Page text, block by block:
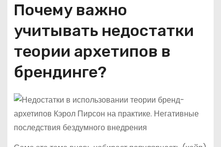
Почему важно
учитывать недостатки
теории архетипов в
брендинге?